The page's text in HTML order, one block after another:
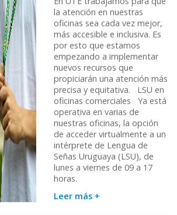
la atención en nuestras
oficinas sea cada vez mejor,
más accesible e inclusiva. Es
por esto que estamos
empezando a implementar
nuevos recursos que
propiciarán una atención más
precisa y equitativa. LSU en
oficinas comerciales Ya está
operativa en varias de
nuestras oficinas, la opción
de acceder virtualmente a un
intérprete de Lengua de
Señas Uruguaya (LSU), de
lunes a viernes de 09 a 17
horas.
Leer más +